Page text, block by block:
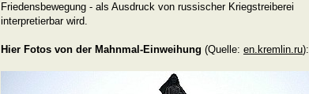
Friedensbewegung - als Ausdruck von russischer Kriegstreiberei
interpretierbar wird.
Hier Fotos von der Mahnmal-Einweihung (Quelle: en.kremlin.ru):